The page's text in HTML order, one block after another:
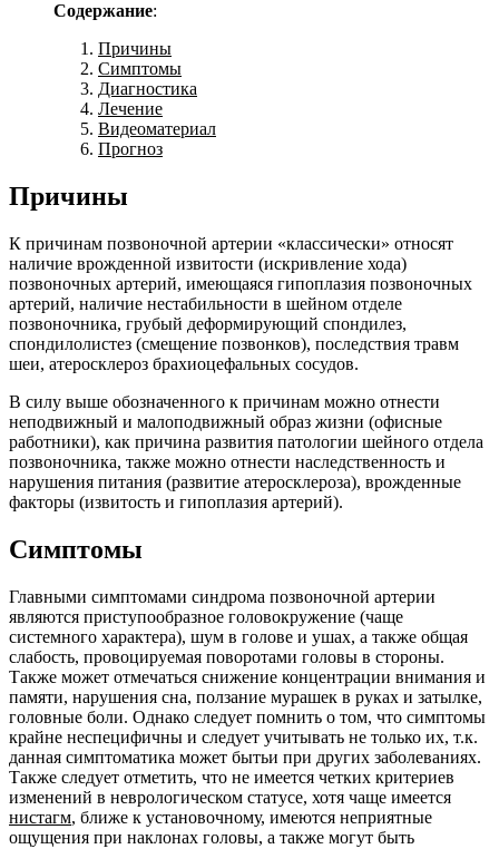
Содержание:
Причины
Симптомы
Диагностика
Лечение
Видеоматериал
Прогноз
Причины
К причинам позвоночной артерии «классически» относят
наличие врожденной извитости (искривление хода)
позвоночных артерий, имеющаяся гипоплазия позвоночных
артерий, наличие нестабильности в шейном отделе
позвоночника, грубый деформирующий спондилез,
спондилолистез (смещение позвонков), последствия травм
шеи, атеросклероз брахиоцефальных сосудов.
В силу выше обозначенного к причинам можно отнести
неподвижный и малоподвижный образ жизни (офисные
работники), как причина развития патологии шейного отдела
позвоночника, также можно отнести наследственность и
нарушения питания (развитие атеросклероза), врожденные
факторы (извитость и гипоплазия артерий).
Симптомы
Главными симптомами синдрома позвоночной артерии
являются приступообразное головокружение (чаще
системного характера), шум в голове и ушах, а также общая
слабость, провоцируемая поворотами головы в стороны.
Также может отмечаться снижение концентрации внимания и
памяти, нарушения сна, ползание мурашек в руках и затылке,
головные боли. Однако следует помнить о том, что симптомы
крайне неспецифичны и следует учитывать не только их, т.к.
данная симптоматика может бытьи при других заболеваниях.
Также следует отметить, что не имеется четких критериев
изменений в неврологическом статусе, хотя чаще имеется
нистагм, ближе к установочному, имеются неприятные
ощущения при наклонах головы, а также могут быть